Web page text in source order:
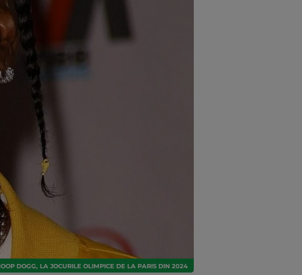
DOGG, LA JOCURILE OLIMPICE DE LA PARIS DIN 2024